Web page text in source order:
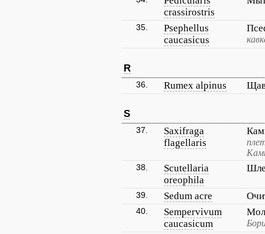
crassirostris
35.
Psephellus
caucasicus
R
36. Rumex alpinus
S
37.
Saxifraga
flagellaris
38.
Scutellaria
oreophila
39. Sedum acre
40.
Sempervivum
caucasicum